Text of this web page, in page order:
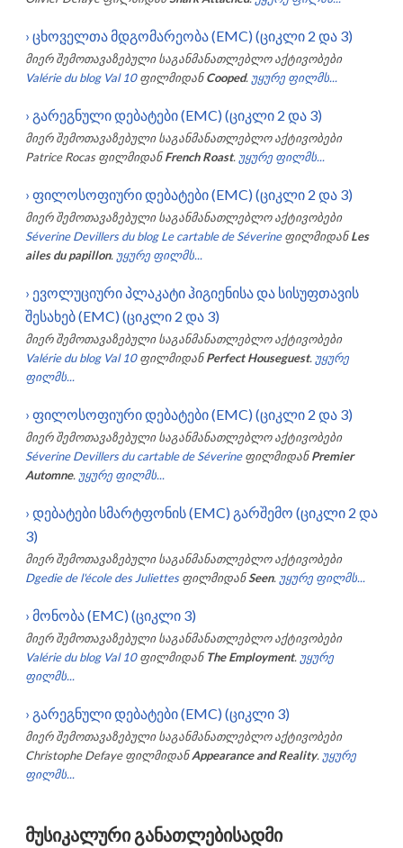
› ცხოველთა მდგომარეობა (EMC) (ციკლი 2 და 3)
მიერ შემოთავაზებული საგანმანათლებლო აქტივობები
Valérie du blog Val 10 ფილმიდან Cooped. უყურე ფილმს...
› გარეგნული დებატები (EMC) (ციკლი 2 და 3)
მიერ შემოთავაზებული საგანმანათლებლო აქტივობები
Patrice Rocas ფილმიდან French Roast. უყურე ფილმს...
› ფილოსოფიური დებატები (EMC) (ციკლი 2 და 3)
მიერ შემოთავაზებული საგანმანათლებლო აქტივობები
Séverine Devillers du blog Le cartable de Séverine ფილმიდან Les
ailes du papillon. უყურე ფილმს...
› ევოლუციური პლაკატი ჰიგიენისა და სისუფთავის
შესახებ (EMC) (ციკლი 2 და 3)
მიერ შემოთავაზებული საგანმანათლებლო აქტივობები
Valérie du blog Val 10 ფილმიდან Perfect Houseguest. უყურე
ფილმს...
› ფილოსოფიური დებატები (EMC) (ციკლი 2 და 3)
მიერ შემოთავაზებული საგანმანათლებლო აქტივობები
Séverine Devillers du cartable de Séverine ფილმიდან Premier
Automne. უყურე ფილმს...
› დებატები სმარტფონის (EMC) გარშემო (ციკლი 2 და
3)
მიერ შემოთავაზებული საგანმანათლებლო აქტივობები
Dgedie de l'école des Juliettes ფილმიდანSeen. უყურე ფილმს...
› მონობა (EMC) (ციკლი 3)
მიერ შემოთავაზებული საგანმანათლებლო აქტივობები
Valérie du blog Val 10 ფილმიდან The Employment. უყურე
ფილმს...
› გარეგნული დებატები (EMC) (ციკლი 3)
მიერ შემოთავაზებული საგანმანათლებლო აქტივობები
Christophe Defaye ფილმიდან Appearance and Reality. უყურე
ფილმს...
მუსიკალური განათლებისადმი